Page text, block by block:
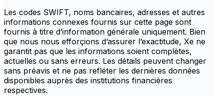
Les codes SWIFT, noms bancaires, adresses et autres
informations connexes fournis sur cette page sont
fournis à titre d’information générale uniquement. Bien
que nous nous efforçions d’assurer l’exactitude, Xe ne
garantit pas que les informations soient complètes,
actuelles ou sans erreurs. Les détails peuvent changer
sans préavis et ne pas refléter les dernières données
disponibles auprès des institutions financières
respectives.